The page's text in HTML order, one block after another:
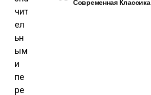
чит
ел
ьн
ым
и
пе
ре
Современная Классика